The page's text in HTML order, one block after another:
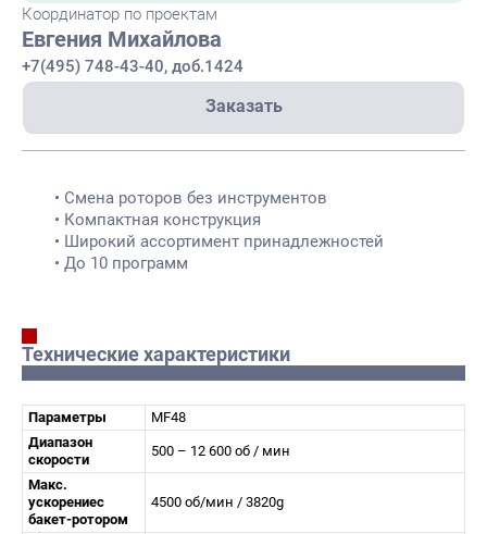
Координатор по проектам
Евгения Михайлова
+7(495) 748-43-40, доб.1424
Заказать
• Смена роторов без инструментов
• Компактная конструкция
• Широкий ассортимент принадлежностей
• До 10 программ
Технические характеристики
Параметры
MF48
Диапазон
скорости
500 – 12 600 об / мин
Макс.
ускорениеc
бакет-ротором
4500 об/мин / 3820g